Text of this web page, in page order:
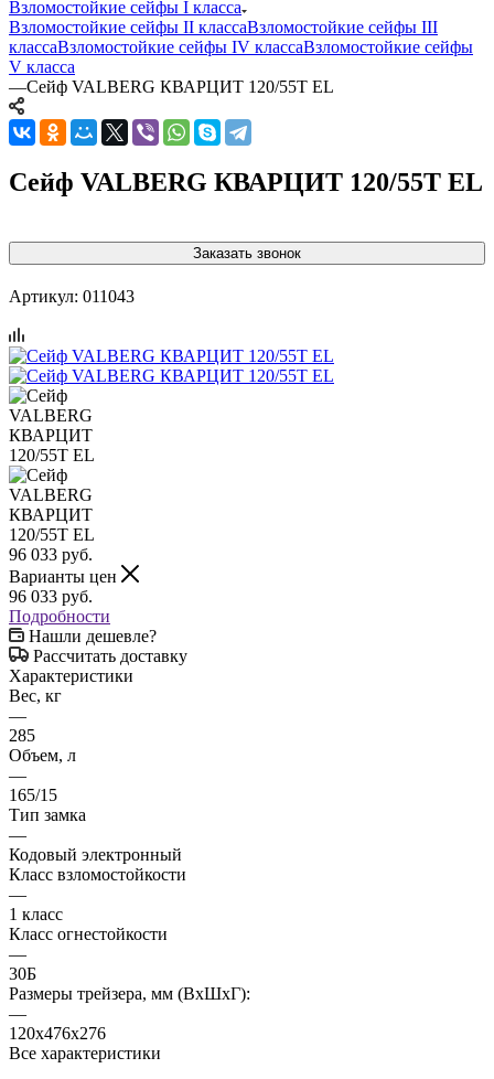
Взломостойкие сейфы I класса
Взломостойкие сейфы II классаВзломостойкие сейфы III
классаВзломостойкие сейфы IV классаВзломостойкие сейфы
V класса
—Сейф VALBERG КВАРЦИТ 120/55T EL
Сейф VALBERG КВАРЦИТ 120/55T EL
Заказать звонок
Артикул: 011043
96 033 руб.
Варианты цен
96 033 руб.
Подробности
Нашли дешевле?
Рассчитать доставку
Характеристики
Вес, кг
—
285
Объем, л
—
165/15
Тип замка
—
Кодовый электронный
Класс взломостойкости
—
1 класс
Класс огнестойкости
—
30Б
Размеры трейзера, мм (ВхШхГ):
—
120х476х276
Все характеристики